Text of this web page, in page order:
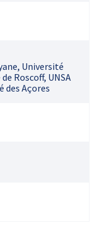
Université
Roscoff, UNSA
des Açores